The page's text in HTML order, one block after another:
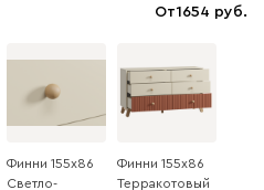
От1654
Финни 155x86
Светло-
Финни 155x86
Терракотовый